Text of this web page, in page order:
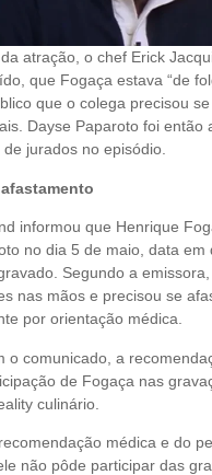
atração, o chef Erick
que Fogaça estava “de
que o colega precisou
Dayse Paparoto foi então
jurados no episódio.
informou que Henrique
no dia 5 de maio, data em
Segundo a
nas mãos e precisou se
por orientação médica.
o comunicado, a
de Fogaça nas
culinário.
médica e do
não pôde participar das